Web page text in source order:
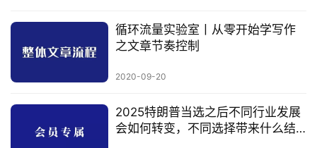
循环流量实验室丨从零开始学写作
之文章节奏控制
2020-09-20
2025特朗普当选之后不同行业发展
会如何转变，不同选择带来什么结